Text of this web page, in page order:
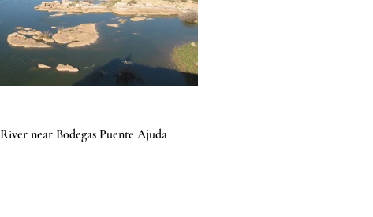
River near Bodegas Puente Ajuda